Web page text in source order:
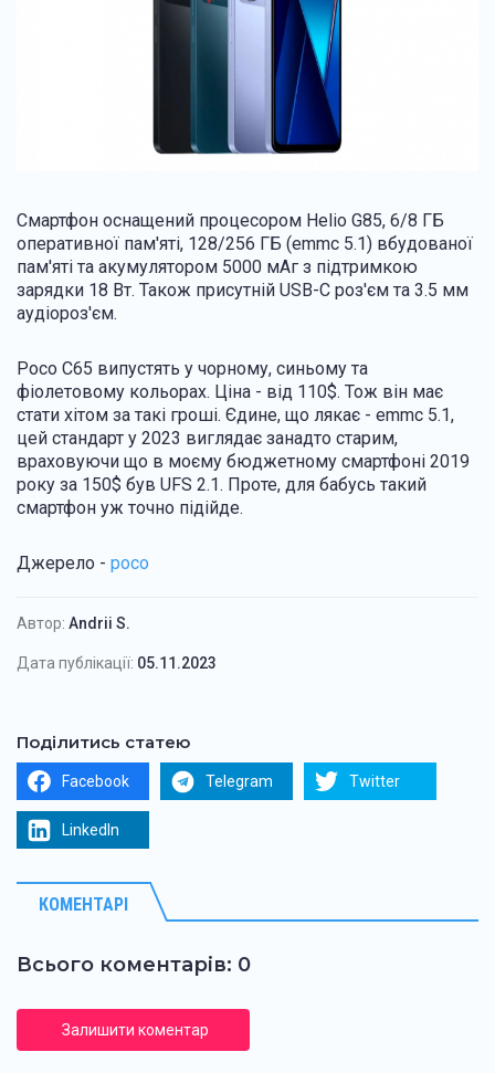
Смартфон оснащений процесором Helio G85, 6/8 ГБ
оперативної пам'яті, 128/256 ГБ (emmc 5.1) вбудованої
пам'яті та акумулятором 5000 мАг з підтримкою
зарядки 18 Вт. Також присутній USB-C роз'єм та 3.5 мм
аудіороз'єм.
Poco C65 випустять у чорному, синьому та
фіолетовому кольорах. Ціна - від 110$. Тож він має
стати хітом за такі гроші. Єдине, що лякає - emmc 5.1,
цей стандарт у 2023 виглядає занадто старим,
враховуючи що в моєму бюджетному смартфоні 2019
року за 150$ був UFS 2.1. Проте, для бабусь такий
смартфон уж точно підійде.
Джерело - poco
Автор: Andrii S.
Дата публікації: 05.11.2023
Поділитись статею
Facebook Telegram Twitter
LinkedIn
КОМЕНТАРІ
Всього коментарів: 0
Залишити коментар